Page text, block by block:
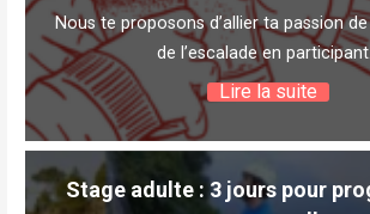
Nous te proposons d’allier ta passion de
de l’escalade en
Lire la suite
Stage adulte : 3 jours pour